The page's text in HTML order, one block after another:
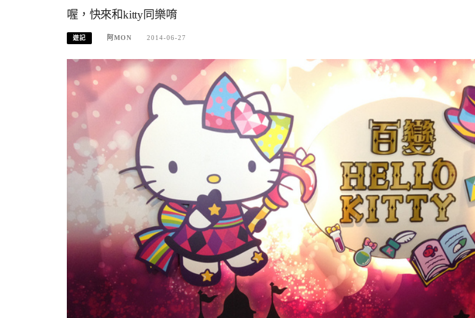
喔，快來和kitty同樂唷
遊記 阿MON 2014-06-27